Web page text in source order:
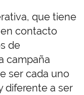
que tiene
contacto
de
campaña
ser cada uno
diferente a ser